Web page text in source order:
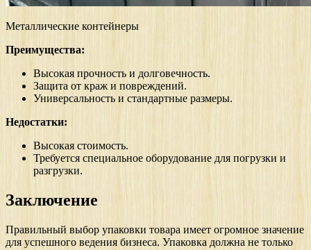
Металлические контейнеры
Преимущества:
Высокая прочность и долговечность.
Защита от краж и повреждений.
Универсальность и стандартные размеры.
Недостатки:
Высокая стоимость.
Требуется специальное оборудование для погрузки и
разгрузки.
Заключение
Правильный выбор упаковки товара имеет огромное значение
для успешного ведения бизнеса. Упаковка должна не только